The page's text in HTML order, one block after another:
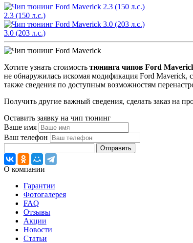
2.3 (150 л.с.)
3.0 (203 л.с.)
Хотите узнать стоимость тюнинга чипов Ford
не обнаружилась искомая модификация Ford Maverick,
также сведения по доступным возможностям
Получить другие важный сведения, сделать заказ на
Оставить заявку на чип тюнинг
Ваше имя
Ваш телефон
Отправить
О компании
Гарантии
Фотогалерея
FAQ
Отзывы
Акции
Новости
Статьи